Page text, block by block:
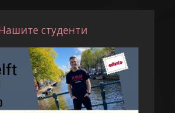
студенти